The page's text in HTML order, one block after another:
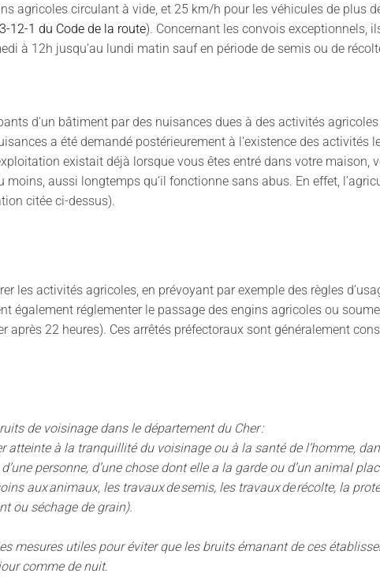
agricoles circulant à vide, et 25 km/h pour les véhicules de plus
12-1 du Code de la route). Concernant les convois exceptionnels,
à 12h jusqu’au lundi matin sauf en période de semis ou de
d'un bâtiment par des nuisances dues à des activités
a été demandé postérieurement à l'existence des activités
existait déjà lorsque vous êtes entré dans votre maison,
aussi longtemps qu’il fonctionne sans abus. En effet,
citée ci-dessus).
les activités agricoles, en prévoyant par exemple des règles
également réglementer le passage des engins agricoles ou
22 heures). Ces arrêtés préfectoraux sont généralement
de voisinage dans le département du Cher :
à la tranquillité du voisinage ou à la santé de l’homme,
personne, d’une chose dont elle a la garde ou d’un animal
aux animaux, les travaux de semis, les travaux de récolte, la
ou séchage de grain).
mesures utiles pour éviter que les bruits émanant de ces
comme de nuit.